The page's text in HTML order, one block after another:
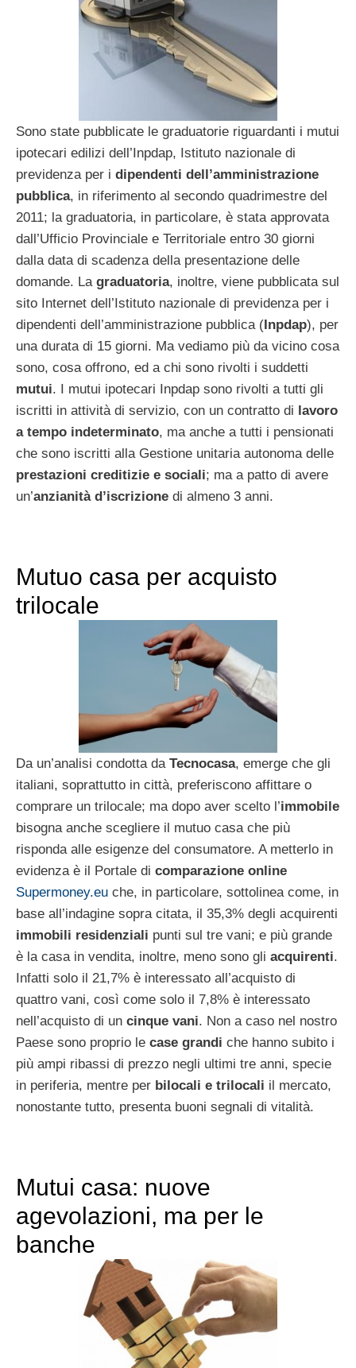
Sono state pubblicate le graduatorie riguardanti i mutui
ipotecari edilizi dell’Inpdap, Istituto nazionale di
previdenza per i dipendenti dell’amministrazione
pubblica, in riferimento al secondo quadrimestre del
2011; la graduatoria, in particolare, è stata approvata
dall’Ufficio Provinciale e Territoriale entro 30 giorni
dalla data di scadenza della presentazione delle
domande. Lagraduatoria, inoltre, viene pubblicata sul
sito Internet dell’Istituto nazionale di previdenza per i
dipendenti dell’amministrazione pubblica ( Inpdap), per
una durata di 15 giorni. Ma vediamo più da vicino cosa
sono, cosa offrono, ed a chi sono rivolti i suddetti
mutui. I mutui ipotecari Inpdap sono rivolti a tutti gli
iscritti in attività di servizio, con un contratto di lavoro
a tempo indeterminato, ma anche a tutti i pensionati
che sono iscritti alla Gestione unitaria autonoma delle
prestazioni creditizie e sociali; ma a patto di avere
un’anzianità d’iscrizione di almeno 3 anni.
Mutuo casa per acquisto
trilocale
Da un’analisi condotta daTecnocasa, emerge che gli
italiani, soprattutto in città, preferiscono affittare o
comprare un trilocale; ma dopo aver scelto l’immobile
bisogna anche scegliere il mutuo casa che più
risponda alle esigenze del consumatore. A metterlo in
evidenza è il Portale di comparazione online
Supermoney.eu che, in particolare, sottolinea come, in
base all’indagine sopra citata, il 35,3% degli acquirenti
immobili residenziali punti sul tre vani; e più grande
è la casa in vendita, inoltre, meno sono gli acquirenti.
Infatti solo il 21,7% è interessato all’acquisto di
quattro vani, così come solo il 7,8% è interessato
nell’acquisto di un cinque vani. Non a caso nel nostro
Paese sono proprio le case grandi che hanno subito i
più ampi ribassi di prezzo negli ultimi tre anni, specie
in periferia, mentre per bilocali e trilocali il mercato,
nonostante tutto, presenta buoni segnali di vitalità.
Mutui casa: nuove
agevolazioni, ma per le
banche